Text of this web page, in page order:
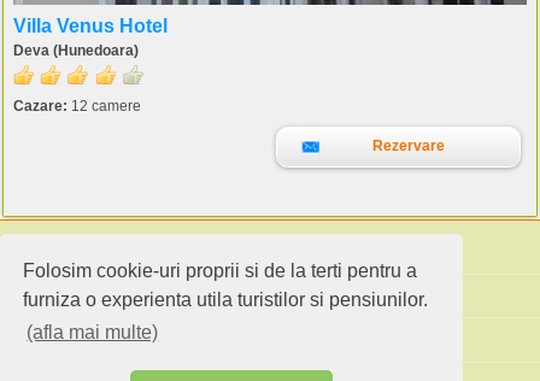
Folosim cookie-uri proprii si de la terti pentru a
furniza o experienta utila turistilor si pensiunilor.
(afla mai multe)
Villa Venus Hotel
Deva (Hunedoara)
Cazare: 12 camere
Rezervare
Cauta pensiuni